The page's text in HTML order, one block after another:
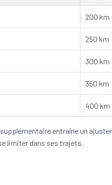
200 km
250 km
300 km
350 km
400 km
entraîne un
limiter dans ses trajets.